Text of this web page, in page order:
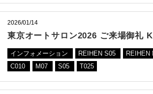
2026/01/14
東京オートサロン2026 ご来場御礼
インフォメーション REIHEN S05 REIHEN
C010
M07 S05 T025